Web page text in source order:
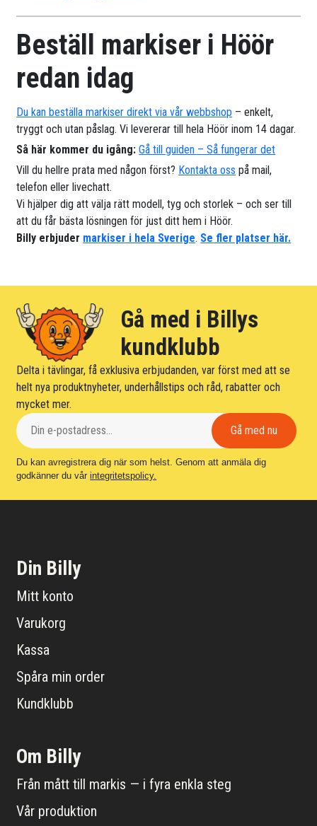
Beställ markiser i Höör
redan idag
Du kan beställa markiser direkt via vår webbshop – enkelt,
tryggt och utan påslag. Vi levererar till hela Höör inom 14 dagar.
Så här kommer du igång: Gå till guiden – Så fungerar det
Vill du hellre prata med någon först? Kontakta oss på mail,
telefon eller livechatt.
Vi hjälper dig att välja rätt modell, tyg och storlek – och ser till
att du får bästa lösningen för just ditt hem i Höör.
Billy erbjuder markiser i hela Sverige. Se fler platser här.
Gå med i Billys
kundklubb
Delta i tävlingar, få exklusiva erbjudanden, var först med att se
helt nya produktnyheter, underhållstips och råd, rabatter och
mycket mer.
Du kan avregistrera dig när som helst. Genom att anmäla dig
godkänner du vårintegritetspolicy.
Din Billy
Mitt konto
Varukorg
Kassa
Spåra min order
Kundklubb
Om Billy
Från mått till markis — i fyra enkla steg
Vår produktion